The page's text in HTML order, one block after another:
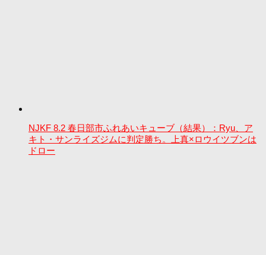
NJKF 8.2 春日部市ふれあいキューブ（結果）：Ryu、ア
キト・サンライズジムに判定勝ち。上真×ロウイツブンは
ドロー